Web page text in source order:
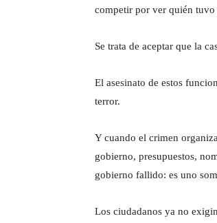
competir por ver quién
Se trata de aceptar que la
El asesinato de estos
terror.
Y cuando el crimen
gobierno, presupuestos,
gobierno fallido: es uno
Los ciudadanos ya no